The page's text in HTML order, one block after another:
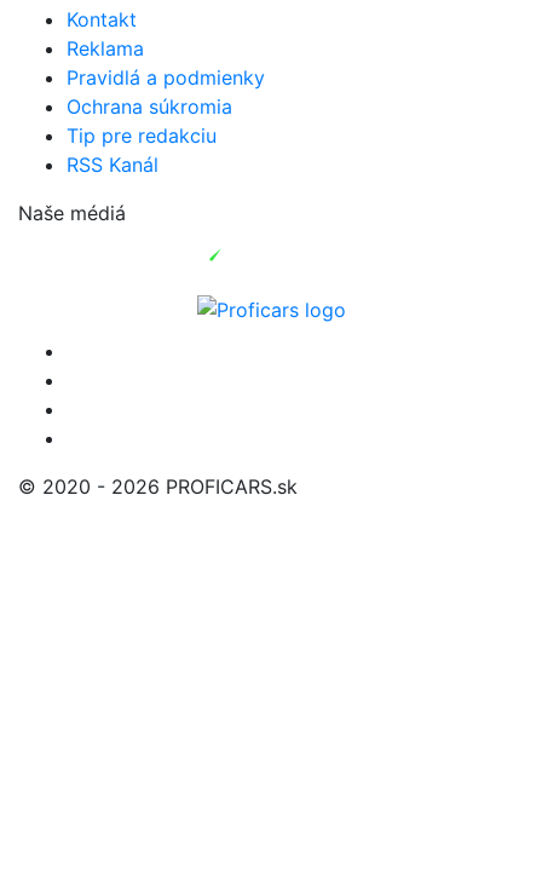
Kontakt
Reklama
Pravidlá a podmienky
Ochrana súkromia
Tip pre redakciu
RSS Kanál
Naše médiá
© 2020 - 2026 PROFICARS.sk